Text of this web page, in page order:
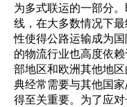
为多式联运的一部分
线，在大多数情况下
性使得公路运输成为
的物流行业也高度依
部地区和欧洲其他地
典经常需要与其他国
得至关重要。为了应